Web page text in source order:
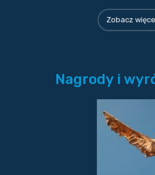
Zobacz
Nagrody i